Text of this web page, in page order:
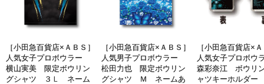
［小田急百貨店×ＡＢＳ］
人気女子プロボウラー
横山実美 限定ボウリン
グシャツ ３Ｌ ネーム
［小田急百貨店×ＡＢＳ］
人気男子プロボウラー
松田力也 限定ボウリン
グシャツ Ｍ ネームあ
［小田急百貨店×
人気女子プロボ
森彩奈江 ボウリ
ャツキーホルダー